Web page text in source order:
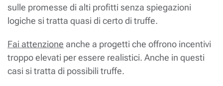
sulle promesse di alti profitti senza spiegazioni
logiche si tratta quasi di certo di truffe.
Fai attenzione anche a progetti che offrono incentivi
troppo elevati per essere realistici. Anche in questi
casi si tratta di possibili truffe.